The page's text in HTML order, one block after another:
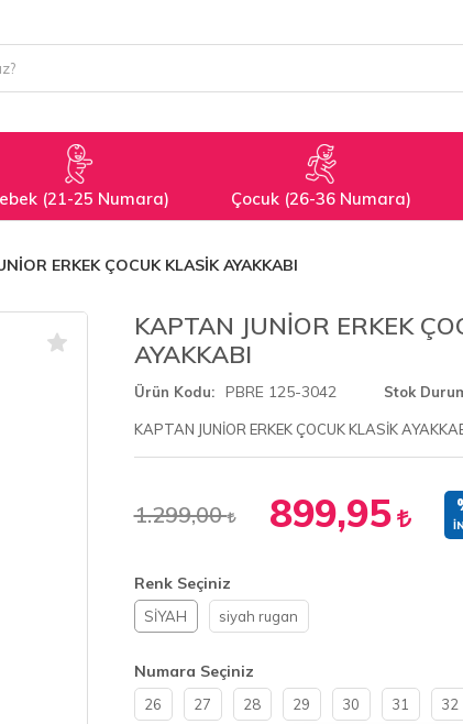
(21-25 Numara) Çocuk (26-36 Numara)
ERKEK ÇOCUK KLASİK AYAKKABI
KAPTAN JUNİOR ERKEK
AYAKKABI
Ürün Kodu PBRE 125-3042 Stok
KAPTAN JUNİOR ERKEK ÇOCUK KLASİK
1.299,00 899,95
Renk Seçiniz
SİYAH siyah rugan
Numara Seçiniz
26 27 28 29 30 31 32